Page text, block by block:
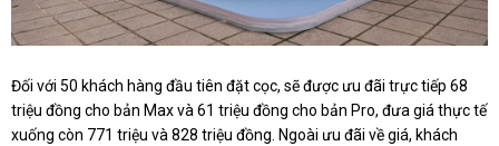
Đối với 50 khách hàng đầu tiên đặt cọc, sẽ được ưu đãi trực tiếp 68
triệu đồng cho bản Max và 61 triệu đồng cho bản Pro, đưa giá thực tế
xuống còn 771 triệu và 828 triệu đồng. Ngoài ưu đãi về giá, khách